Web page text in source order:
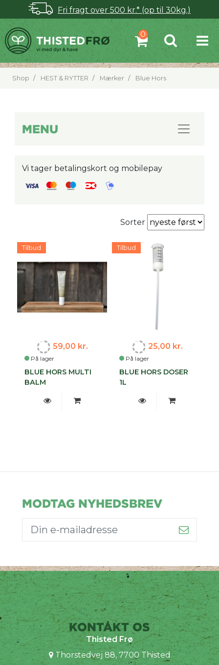
Fri fragt over 500 kr.* (op til 30kg.)
Shop HEST & RYTTER Mærker Blue Hors
MENU
Vi tager betalingskort og mobilepay
Sorter
Tilbud
På lager
59,00 kr.
BLUE HORS MULTI
BALM
Tilbud
På lager
25,00 kr.
BLUE HORS DOSER
1L
MODTAG NYHEDSBREV
KONTAKT OS
Thisted Frø
Thorstedvej 88, 7700 Thisted